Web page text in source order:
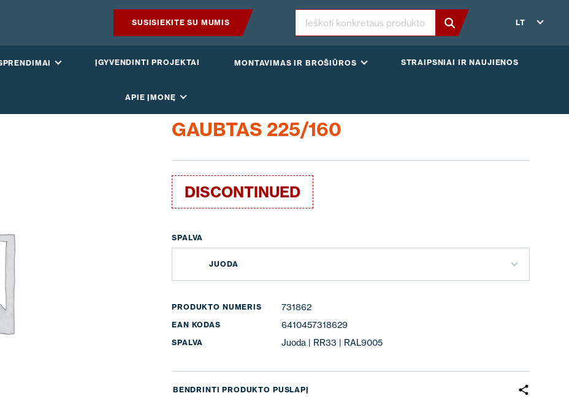
SUSISIEKITE SU MUMIS LT
ĮGYVENDINTI PROJEKTAI MONTAVIMAS IR BROŠIŪROS STRAIPSNIAI IR NAUJIENOS
APIE ĮMONĘ
MONTAVIMAS IR BROŠIŪROS
APIE ĮMONĘ
GAUBTAS 225/160
DISCONTINUED
SPALVA
JUODA
PRODUKTO NUMERIS 731862
EAN KODAS 6410457318629
SPALVA Juoda | RR33 | RAL9005
BENDRINTI PRODUKTO PUSLAPĮ